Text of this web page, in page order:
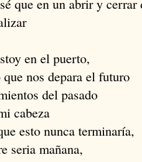
que en un abrir y cerrar
en el puerto,
nos depara el futuro
del pasado
cabeza
esto nunca terminaría,
seria mañana,